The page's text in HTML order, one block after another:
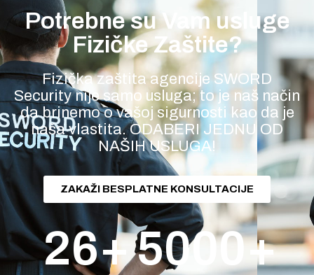
Potrebne su Vam usluge
Fizičke Zaštite?
Fizička zaštita agencije SWORD
Security nije samo usluga; to je naš način
da brinemo o vašoj sigurnosti kao da je
naša vlastita. ODABERI JEDNU OD
NAŠIH USLUGA!
ZAKAŽI BESPLATNE KONSULTACIJE
5000+
26+